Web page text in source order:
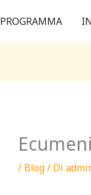
PROGRAMMA
/ Blog/ Di